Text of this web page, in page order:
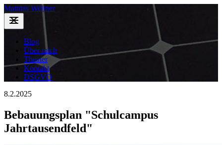
Mathias Wellner
Blog
Über mich
Theater
Kontakt
DSGVO
8.2.2025
Bebauungsplan "Schulcampus
Jahrtausendfeld"